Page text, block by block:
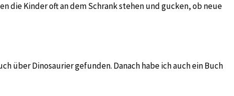
die Kinder oft an dem Schrank stehen und gucken, ob neue
über Dinosaurier gefunden. Danach habe ich auch ein Buch